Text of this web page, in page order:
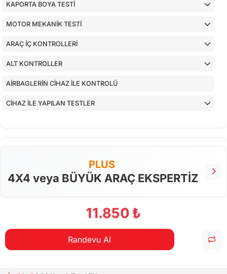
KAPORTA BOYA TESTİ
MOTOR MEKANİK TESTİ
ARAÇ İÇ KONTROLLERİ
ALT KONTROLLER
AİRBAGLERİN CİHAZ İLE KONTROLÜ
CİHAZ İLE YAPILAN TESTLER
PLUS
4X4 veya BÜYÜK ARAÇ EKSPERTİZ
11.850 ₺
Randevu Al